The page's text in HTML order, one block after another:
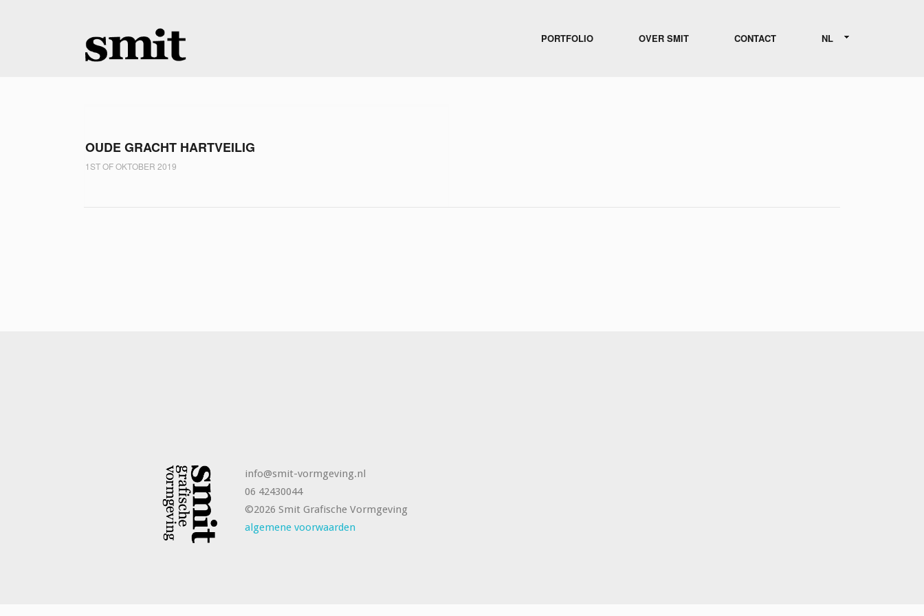
OUDE GRACHT HARTVEILIG
1ST OF OKTOBER 2019
info@smit-vormgeving.nl
06 42430044
©2026 Smit Grafische Vormgeving
algemene voorwaarden